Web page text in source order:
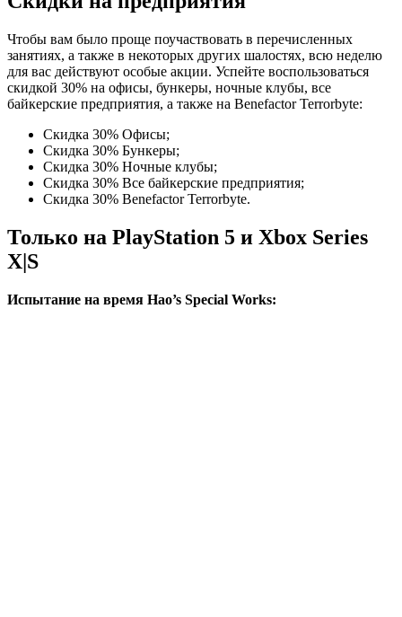
Чтобы вам было проще поучаствовать в перечисленных
занятиях, а также в некоторых других шалостях, всю неделю
для вас действуют особые акции. Успейте воспользоваться
скидкой 30% на офисы, бункеры, ночные клубы, все
байкерские предприятия, а также на Benefactor Terrorbyte:
Скидка 30% Офисы;
Скидка 30% Бункеры;
Скидка 30% Ночные клубы;
Скидка 30% Все байкерские предприятия;
Скидка 30% Benefactor Terrorbyte.
Только на PlayStation 5 и Xbox Series
X|S
Испытание на время Hao’s Special Works: